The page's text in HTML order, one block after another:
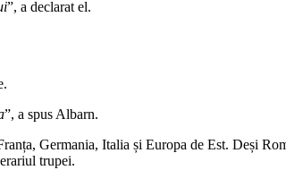
”, a declarat el.
”, a spus Albarn.
Germania, Italia și Europa de Est. Deși
trupei.